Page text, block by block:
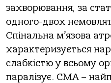
захворювання, за
одного-двох
Спінальна м’язова
характеризується
слабкістю у всьому
паралізує. СМА –